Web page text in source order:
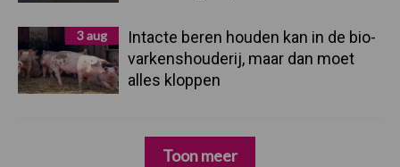
3 aug
Intacte beren houden kan in de bio-
varkenshouderij, maar dan moet
alles kloppen
Toon meer